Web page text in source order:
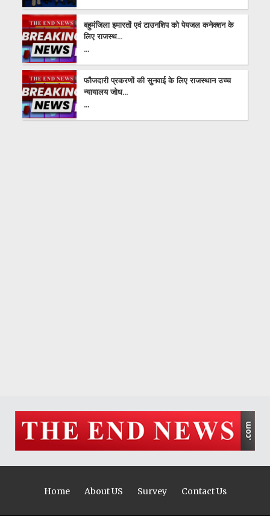
बहुमंजिला इमारतों एवं टाउनशिप को पेयजल कनेक्शन के
लिए राजस्थ...
...
फौजदारी प्रकरणों की सुनवाई के लिए राजस्थान उच्च
न्यायालय जोध...
...
Home About US Survey Contact Us